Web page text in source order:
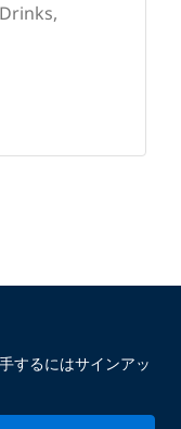
するにはサインアッ